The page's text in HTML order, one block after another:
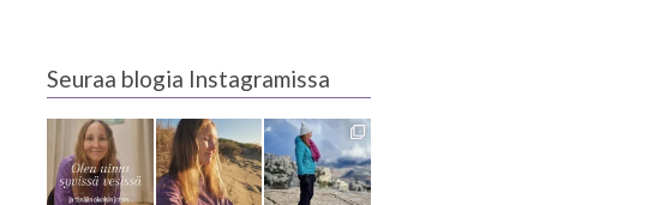
Seuraa blogia Instagramissa